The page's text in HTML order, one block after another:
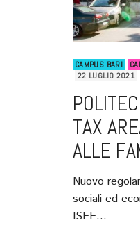
CAMPUS BARI
22 LUGLIO 2021
TAX
ALLE
Nuovo
sociali ed
ISEE…